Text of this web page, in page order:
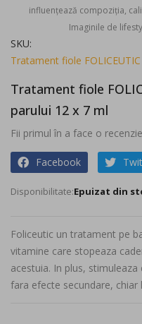
influențează compoziția,
Imaginile de
Skip
to
beginning
of
the
images
gallery
SKU
Tratament fiole
Tratament fiole
parului 12 x 7 ml
Fii primul în a face o
Facebook
Epuizat din
Foliceutic un tratament pe
vitamine care stopeaza
acestuia. In plus,
fara efecte secundare, chiar